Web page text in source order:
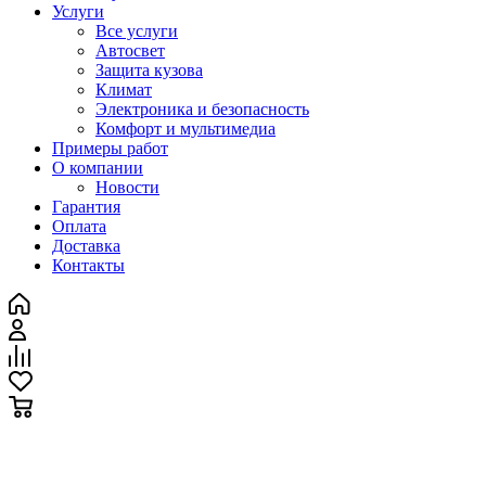
Услуги
Все услуги
Автосвет
Защита кузова
Климат
Электроника и безопасность
Комфорт и мультимедиа
Примеры работ
О компании
Новости
Гарантия
Оплата
Доставка
Контакты